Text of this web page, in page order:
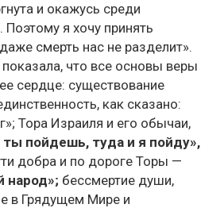
и окажусь среди
я хочу принять
смерть нас не разделит».
что все основы веры
сердце: существование
как сказано:
Тора Израиля и его обычаи,
ты пойдешь, туда и я пойду»,
добра и по дороге Торы —
народ»; бессмертие души,
в Грядущем Мире и